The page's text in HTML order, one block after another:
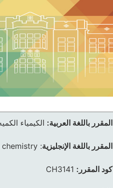
المقرر باللغة العربية: الكيمياء
المقرر باللغة الإنجليزية:
كود المقرر: CH3141